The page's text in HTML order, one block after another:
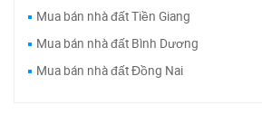
Mua bán nhà đất Tiền Giang
Mua bán nhà đất Bình Dương
Mua bán nhà đất Đồng Nai